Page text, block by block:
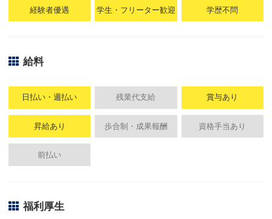
経験者優遇 学生・フリーター歓迎 学歴不問
給料
日払い・週払い 残業代支給 賞与あり
昇給あり 歩合制・成果報酬 資格手当あり
前払い
福利厚生